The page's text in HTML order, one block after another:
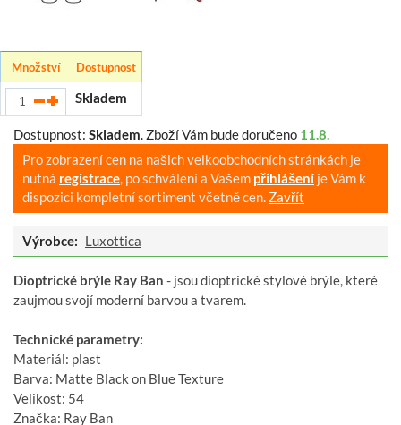
Množství Dostupnost
Skladem
Dostupnost: Skladem. Zboží Vám bude doručeno 11.8.
Pro zobrazení cen na našich velkoobchodních stránkách je
nutná registrace, po schválení a Vašem přihlášeníje Vám k
dispozici kompletní sortiment včetně cen. Zavřít
Výrobce: Luxottica
Dioptrické brýle Ray Ban - jsou dioptrické stylové brýle, které
zaujmou svojí moderní barvou a tvarem.
Technické parametry:
Materiál: plast
Barva: Matte Black on Blue Texture
Velikost: 54
Značka: Ray Ban